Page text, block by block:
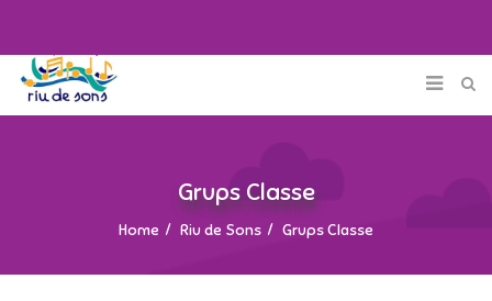
Grups Classe
Home Riu de Sons Grups Classe